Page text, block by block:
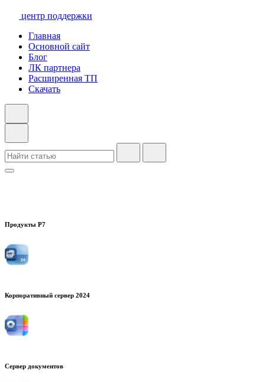
центр поддержки
Главная
Основной сайт
Блог
ЛК партнера
Расширенная ТП
Скачать
Продукты Р7
Корпоративный сервер 2024
Сервер документов